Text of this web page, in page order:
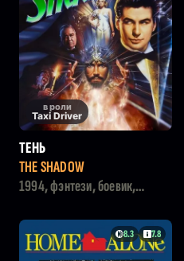
в роли
Taxi Driver
ТЕНЬ
THE SHADOW
1994, фэнтези, боевик,
8.3 7.8